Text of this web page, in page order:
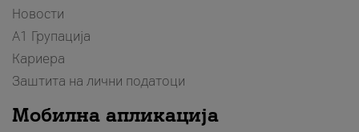
Новости
А1 Групација
Кариера
Заштита на лични податоци
Мобилна апликација